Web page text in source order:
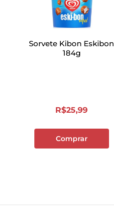
Sorvete Kibon Eskibon
184g
R$25,99
Comprar